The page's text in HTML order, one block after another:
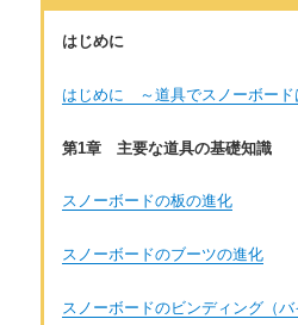
はじめに
はじめに ～道具でスノーボード
第1章 主要な道具の基礎知識
スノーボードの板の進化
スノーボードのブーツの進化
スノーボードのビンディング（